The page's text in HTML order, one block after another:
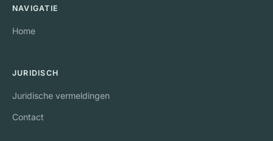
NAVIGATIE
Home
JURIDISCH
Juridische vermeldingen
Contact